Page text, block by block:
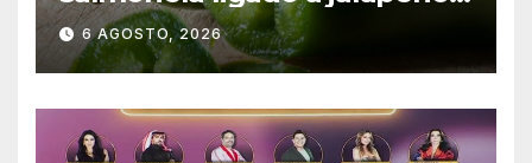
mexicanos; reportan 345
casos
6 AGOSTO, 2026